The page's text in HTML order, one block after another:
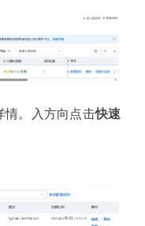
情。入方向点击快速